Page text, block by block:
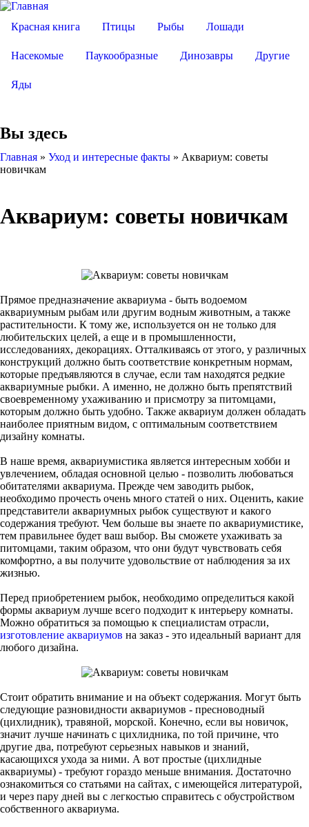
Красная книга Птицы Рыбы Лошади
Насекомые Паукообразные Динозавры Другие
Яды
Вы здесь
Главная » Уход и интересные факты » Аквариум: советы
новичкам
Аквариум: советы новичкам
Прямое предназначение аквариума - быть водоемом
аквариумным рыбам или другим водным животным, а также
растительности. К тому же, используется он не только для
любительских целей, а еще и в промышленности,
исследованиях, декорациях. Отталкиваясь от этого, у различных
конструкций должно быть соответствие конкретным нормам,
которые предъявляются в случае, если там находятся редкие
аквариумные рыбки. А именно, не должно быть препятствий
своевременному ухаживанию и присмотру за питомцами,
которым должно быть удобно. Также аквариум должен обладать
наиболее приятным видом, с оптимальным соответствием
дизайну комнаты.
В наше время, аквариумистика является интересным хобби и
увлечением, обладая основной целью - позволить любоваться
обитателями аквариума. Прежде чем заводить рыбок,
необходимо прочесть очень много статей о них. Оценить, какие
представители аквариумных рыбок существуют и какого
содержания требуют. Чем больше вы знаете по аквариумистике,
тем правильнее будет ваш выбор. Вы сможете ухаживать за
питомцами, таким образом, что они будут чувствовать себя
комфортно, а вы получите удовольствие от наблюдения за их
жизнью.
Перед приобретением рыбок, необходимо определиться какой
формы аквариум лучше всего подходит к интерьеру комнаты.
Можно обратиться за помощью к специалистам отрасли,
изготовление аквариумов на заказ - это идеальный вариант для
любого дизайна.
Стоит обратить внимание и на объект содержания. Могут быть
следующие разновидности аквариумов - пресноводный
(цихлидник), травяной, морской. Конечно, если вы новичок,
значит лучше начинать с цихлидника, по той причине, что
другие два, потребуют серьезных навыков и знаний,
касающихся ухода за ними. А вот простые (цихлидные
аквариумы) - требуют гораздо меньше внимания. Достаточно
ознакомиться со статьями на сайтах, с имеющейся литературой,
и через пару дней вы с легкостью справитесь с обустройством
собственного аквариума.